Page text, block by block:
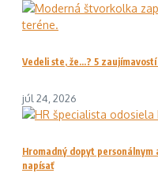
Vedeli ste, že…? 5
júl 24, 2026
Hromadný dopyt
napísať